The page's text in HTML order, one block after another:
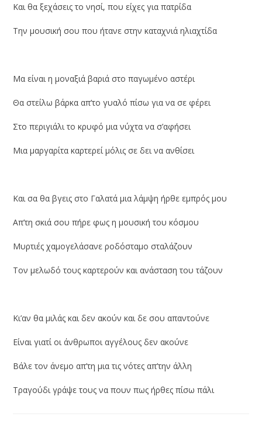
Και θα ξεχάσεις το νησί, που είχες για πατρίδα
Την μουσική σου που ήτανε στην καταχνιά ηλιαχτίδα
Μα είναι η μοναξιά βαριά στο παγωμένο αστέρι
Θα στείλω βάρκα απ’το γυαλό πίσω για να σε φέρει
Στο περιγιάλι το κρυφό μια νύχτα να σ’αφήσει
Μια μαργαρίτα καρτερεί μόλις σε δει να ανθίσει
Και σα θα βγεις στο Γαλατά μια λάμψη ήρθε εμπρός μου
Απ’τη σκιά σου πήρε φως η μουσική του κόσμου
Μυρτιές χαμογελάσανε ροδόσταμο σταλάζουν
Τον μελωδό τους καρτερούν και ανάσταση του τάζουν
Κι’αν θα μιλάς και δεν ακούν και δε σου απαντούνε
Είναι γιατί οι άνθρωποι αγγέλους δεν ακούνε
Βάλε τον άνεμο απ’τη μια τις νότες απ’την άλλη
Τραγούδι γράψε τους να πουν πως ήρθες πίσω πάλι